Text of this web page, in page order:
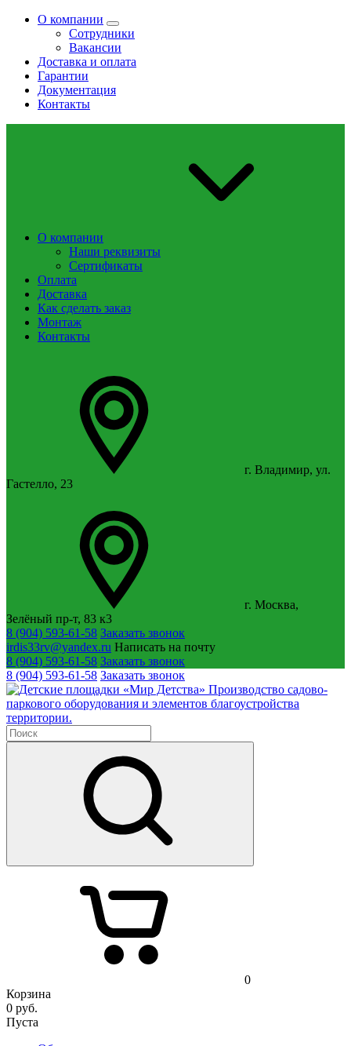
О компании
Сотрудники
Вакансии
Доставка и оплата
Гарантии
Документация
Контакты
О компании
Наши реквизиты
Сертификаты
Оплата
Доставка
Как сделать заказ
Монтаж
Контакты
г. Владимир, ул.
Гастелло, 23
г. Москва,
Зелёный пр-т, 83 к3
8 (904) 593-61-58 Заказать звонок
irdis33rv@yandex.ru Написать на почту
8 (904) 593-61-58 Заказать звонок
8 (904) 593-61-58 Заказать звонок
Производство садово-
паркового оборудования и элементов благоустройства
территории.
0
Корзина
0 руб.
Пуста